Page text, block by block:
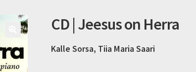
CD | Jeesus on Herra
Kalle Sorsa, Tiia Maria Saari